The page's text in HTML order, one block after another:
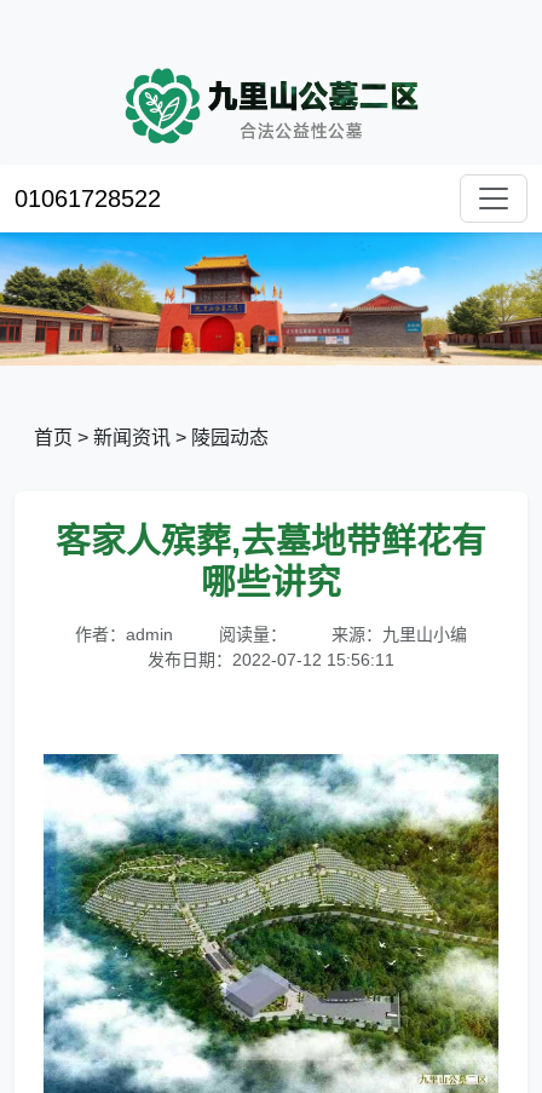
01061728522
首页 > 新闻资讯 > 陵园动态
客家人殡葬,去墓地带鲜花有
哪些讲究
作者：admin 阅读量：
来源：九里山小编
发布日期：2022-07-12 15:56:11